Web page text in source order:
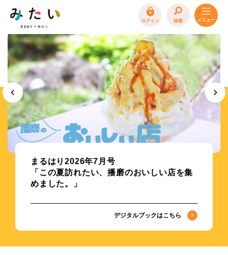
ログイン 検索
トップページ
特集
イベント
まるはり 雑誌・デジタルブック
地場産品/ツクリビト
エリア特集
まるはり×みたい お問合わせ
サイトポリシー
「みたい -まるはり×みたい-」で
ショート動画が見られるようになりまし
た！
詳細はこちら